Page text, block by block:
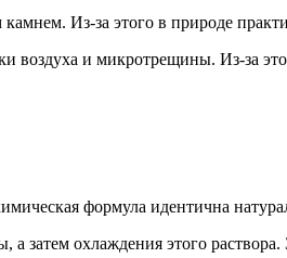
Из-за этого в природе
воздуха и микротрещины. Из-за
формула идентична
охлаждения этого